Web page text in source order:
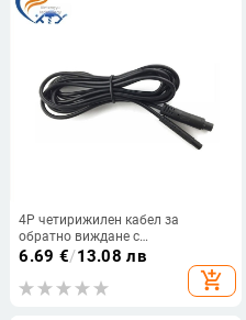
4P четирижилен кабел за
обратно виждане с
видеопредаване за автомобилна
възможност за персонализиране
6.69 €/13.08 лв
add_shopping_cart